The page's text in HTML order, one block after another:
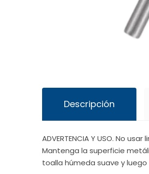
Descripción
ADVERTENCIA Y USO. No
Mantenga la superficie
toalla húmeda suave y